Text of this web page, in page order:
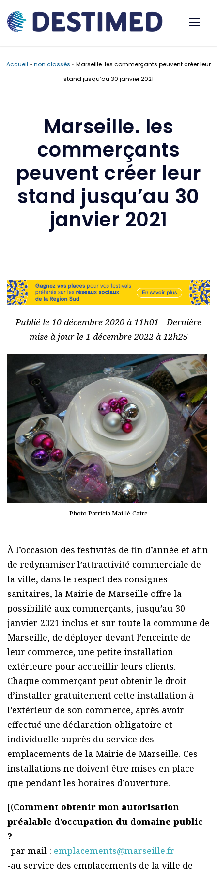
Accueil » non classés » Marseille. les commerçants peuvent créer leur
stand jusqu’au 30 janvier 2021
Marseille. les
commerçants
peuvent créer leur
stand jusqu’au 30
janvier 2021
Publié le 10 décembre 2020 à 11h01 - Dernière
mise à jour le 1 décembre 2022 à 12h25
Photo Patricia Maillé-Caire
À l’occasion des festivités de fin d’année et afin
de redynamiser l’attractivité commerciale de
la ville, dans le respect des consignes
sanitaires, la Mairie de Marseille offre la
possibilité aux commerçants, jusqu’au 30
janvier 2021 inclus et sur toute la commune de
Marseille, de déployer devant l’enceinte de
leur commerce, une petite installation
extérieure pour accueillir leurs clients.
Chaque commerçant peut obtenir le droit
d’installer gratuitement cette installation à
l’extérieur de son commerce, après avoir
effectué une déclaration obligatoire et
individuelle auprès du service des
emplacements de la Mairie de Marseille. Ces
installations ne doivent être mises en place
que pendant les horaires d’ouverture.
[(Comment obtenir mon autorisation
préalable d’occupation du domaine public
?
-par mail : emplacements@marseille.fr
-au service des emplacements de la ville de